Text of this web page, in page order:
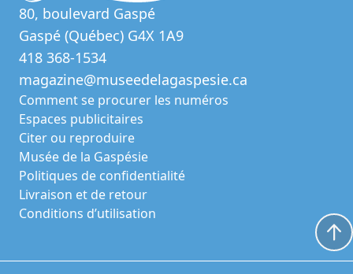
80, boulevard Gaspé
Gaspé (Québec) G4X 1A9
418 368-1534
magazine@museedelagaspesie.ca
Comment se procurer les numéros
Espaces publicitaires
Citer ou reproduire
Musée de la Gaspésie
Politiques de confidentialité
Livraison et de retour
Conditions d’utilisation